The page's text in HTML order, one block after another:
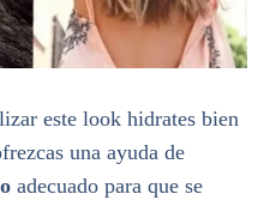
este look hidrates bien
una ayuda de
adecuado para que se